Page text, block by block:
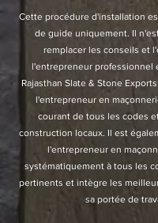
Cette procédure d'installation
de guide uniquement. Il
remplacer les conseils et
l'entrepreneur professionnel
Rajasthan Slate & Stone
l'entrepreneur en
courant de tous les codes
construction locaux. Il est
l'entrepreneur en
systématiquement à tous les
pertinents et intègre les
sa portée de